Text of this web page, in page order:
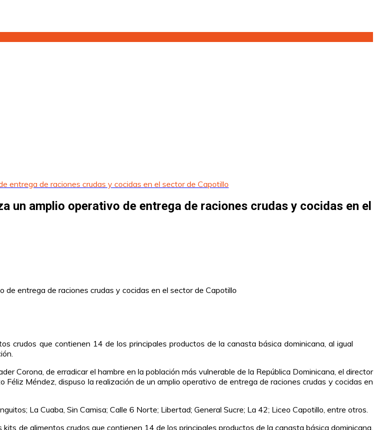
entrega de raciones crudas y cocidas en el sector de Capotillo
un amplio operativo de entrega de raciones crudas y cocidas en el
crudos que contienen 14 de los principales productos de la canasta básica dominicana, al igual
Corona, de erradicar el hambre en la población más vulnerable de la República Dominicana, el director
Méndez, dispuso la realización de un amplio operativo de entrega de raciones crudas y cocidas en
La Cuaba, Sin Camisa; Calle 6 Norte; Libertad; General Sucre; La 42; Liceo Capotillo, entre otros.
de alimentos crudos que contienen 14 de los principales productos de la canasta básica dominicana,